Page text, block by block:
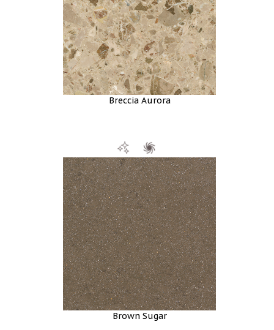
Breccia Aurora
Brown Sugar